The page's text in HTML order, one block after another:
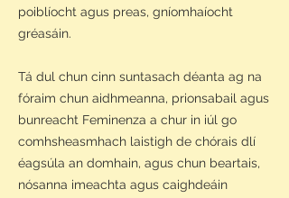
poiblíocht agus preas, gníomhaíocht
gréasáin.
Tá dul chun cinn suntasach déanta ag na
fóraim chun aidhmeanna, prionsabail agus
bunreacht Feminenza a chur in iúl go
comhsheasmhach laistigh de chórais dlí
éagsúla an domhain, agus chun beartais,
nósanna imeachta agus caighdeáin